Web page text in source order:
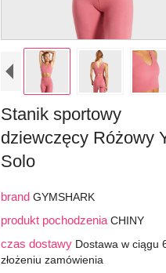
Stanik sportowy
dziewczęcy Różowy
Solo
brand GYMSHARK
produkt pochodzenia CHINY
czas dostawy Dostawa w ciągu
złożeniu zamówienia